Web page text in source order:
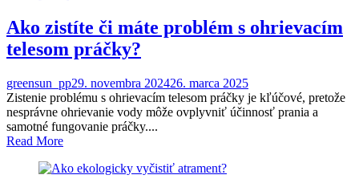
Ako zistíte či máte problém s ohrievacím
telesom práčky?
greensun_pp29. novembra 202426. marca 2025
Zistenie problému s ohrievacím telesom práčky je kľúčové, pretože
nesprávne ohrievanie vody môže ovplyvniť účinnosť prania a
samotné fungovanie práčky....
Read More